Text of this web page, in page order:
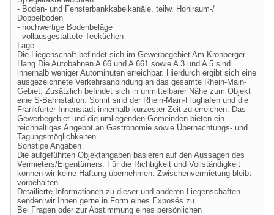
- Boden- und Fensterbankkabelkanäle, teilw. Hohlraum-/
Doppelboden
- hochwertige Bodenbeläge
- vollausgestattete Teeküchen
Lage
Die Liegenschaft befindet sich im Gewerbegebiet Am Kronberger
Hang Die Autobahnen A 66 und A 661 sowie A 3 und A 5 sind
innerhalb weniger Autominuten erreichbar. Hierdurch ergibt sich eine
ausgezeichnete Verkehrsanbindung an das gesamte Rhein-Main-
Gebiet. Zusätzlich befindet sich in unmittelbarer Nähe zum Objekt
eine S-Bahnstation. Somit sind der Rhein-Main-Flughafen und die
Frankfurter Innenstadt innerhalb kürzester Zeit zu erreichen. Das
Gewerbegebiet und die umliegenden Gemeinden bieten ein
reichhaltiges Angebot an Gastronomie sowie Übernachtungs- und
Tagungsmöglichkeiten.
Sonstige Angaben
Die aufgeführten Objektangaben basieren auf den Aussagen des
Vermieters/Eigentümers. Für die Richtigkeit und Vollständigkeit
können wir keine Haftung übernehmen. Zwischenvermietung bleibt
vorbehalten.
Detailierte Informationen zu dieser und anderen Liegenschaften
senden wir Ihnen gerne in Form eines Exposés zu.
Bei Fragen oder zur Abstimmung eines persönlichen